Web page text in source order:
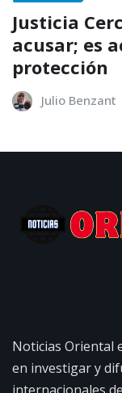
Justicia
acusar; es
protección
Julio Benzant
Noticias Oriental
en investigar y